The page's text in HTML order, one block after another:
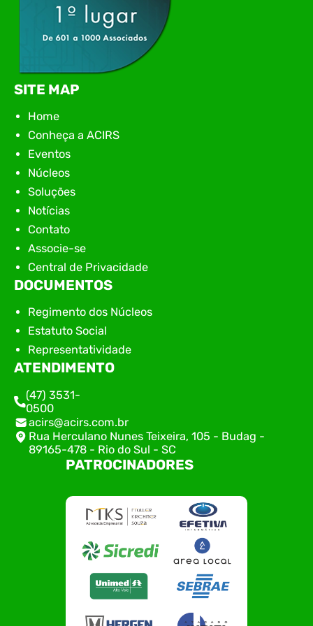
SITE MAP
Home
Conheça a ACIRS
Eventos
Núcleos
Soluções
Notícias
Contato
Associe-se
Central de Privacidade
DOCUMENTOS
Regimento dos Núcleos
Estatuto Social
Representatividade
ATENDIMENTO
(47) 3531-
0500
acirs@acirs.com.br
Rua Herculano Nunes Teixeira, 105 - Budag -
89165-478 - Rio do Sul - SC
PATROCINADORES